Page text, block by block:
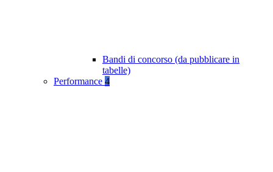
Bandi di concorso (da pubblicare in
tabelle)
Performance 4